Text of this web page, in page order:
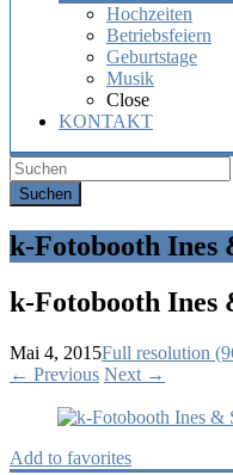
Hochzeiten
Betriebsfeiern
Geburtstage
Musik
Close
KONTAKT
k-Fotobooth Ines
k-Fotobooth Ines
Mai 4, 2015Full resolution
← Previous Next →
Add to favorites